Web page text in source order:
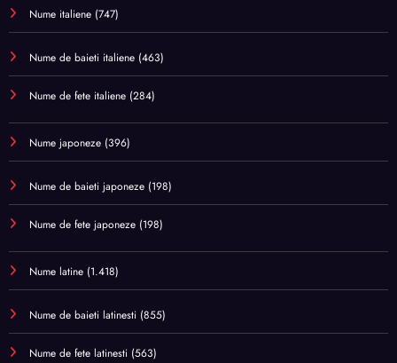
Nume italiene (747)
Nume de baieti italiene (463)
Nume de fete italiene (284)
Nume japoneze (396)
Nume de baieti japoneze (198)
Nume de fete japoneze (198)
Nume latine (1.418)
Nume de baieti latinesti (855)
Nume de fete latinesti (563)